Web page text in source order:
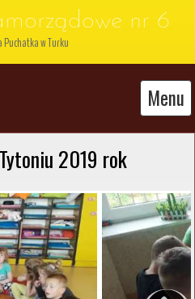
nr 6
Puchatka w Turku
Menu
2019 rok